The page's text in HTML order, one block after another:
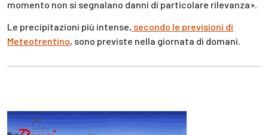
momento non si segnalano danni di particolare rilevanza».
Le precipitazioni più intense, secondo le previsioni di
Meteotrentino, sono previste nella giornata di domani.